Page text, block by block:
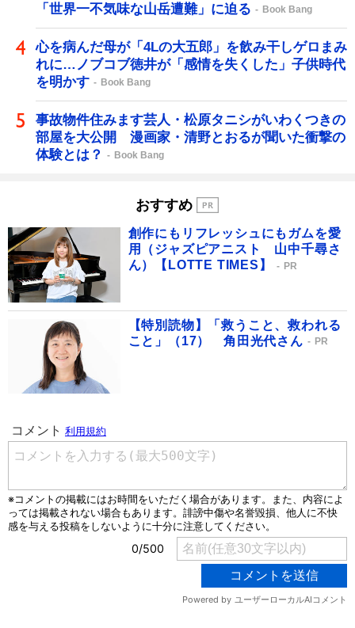
「世界一不気味な山岳遭難」に迫る
Book Bang
心を病んだ母が「4Lの大五郎」を飲み干しゲロまみ
れに…ノブコブ徳井が「感情を失くした」子供時代
を明かす
Book Bang
事故物件住みます芸人・松原タニシがいわくつきの
部屋を大公開 漫画家・清野とおるが聞いた衝撃の
体験とは？
Book Bang
おすすめ
創作にもリフレッシュにもガムを愛
用（ジャズピアニスト 山中千尋さ
ん）【LOTTE TIMES】
PR
【特別読物】「救うこと、救われる
こと」（17） 角田光代さん
PR